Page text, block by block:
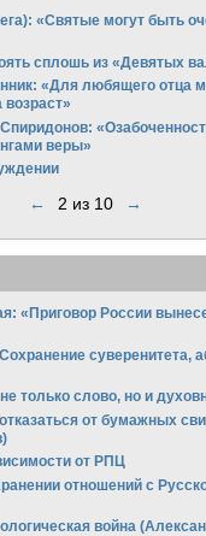
«Святые могут быть
сплошь из «Девятых
«Для любящего отца
веры»
← 2 из 10 →
«Приговор России
суверенитета,
только слово, но и
от бумажных
от РПЦ
отношений с
война